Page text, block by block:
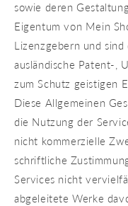
sowie deren
Eigentum von Mein
Lizenzgebern und
ausländische Patent-,
zum Schutz geistigen
Diese Allgemeinen
die Nutzung der
nicht kommerzielle
schriftliche
Services nicht
abgeleitete Werke